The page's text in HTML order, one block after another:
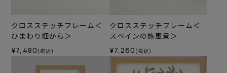
クロスステッチフレーム＜
ひまわり畑から＞
¥7,480 (税込)
クロスステッチフレーム＜
スペインの旅風景＞
¥7,260 (税込)